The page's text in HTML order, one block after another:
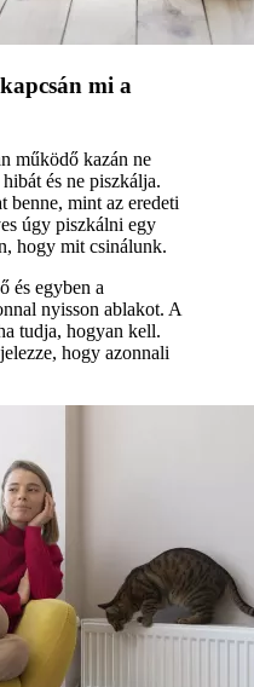
mi a
működő kazán ne
és ne piszkálja.
benne, mint az eredeti
úgy piszkálni egy
hogy mit csinálunk.
és egyben a
nyisson ablakot. A
tudja, hogyan kell.
hogy azonnali